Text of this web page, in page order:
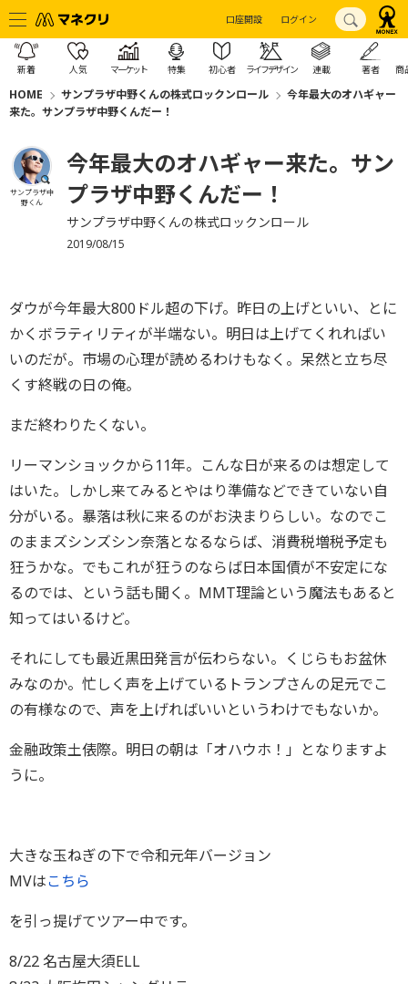
口座開設 ログイン
新着 人気 マーケット 特集 初心者 ライフデザイン 連載 著者 商
HOME サンプラザ中野くんの株式ロックンロール
今年最大のオハギャー
来た。サンプラザ中野くんだー！
サンプラザ中
野くん
今年最大のオハギャー来た。サン
プラザ中野くんだー！
サンプラザ中野くんの株式ロックンロール
2019/08/15
ダウが今年最大800ドル超の下げ。昨日の上げといい、とに
かくボラティリティが半端ない。明日は上げてくれればい
いのだが。市場の心理が読めるわけもなく。呆然と立ち尽
くす終戦の日の俺。
まだ終わりたくない。
リーマンショックから11年。こんな日が来るのは想定して
はいた。しかし来てみるとやはり準備などできていない自
分がいる。暴落は秋に来るのがお決まりらしい。なのでこ
のままズシンズシン奈落となるならば、消費税増税予定も
狂うかな。でもこれが狂うのならば日本国債が不安定にな
るのでは、という話も聞く。MMT理論という魔法もあると
知ってはいるけど。
それにしても最近黒田発言が伝わらない。くじらもお盆休
みなのか。忙しく声を上げているトランプさんの足元でこ
の有様なので、声を上げればいいというわけでもないか。
金融政策土俵際。明日の朝は「オハウホ！」となりますよ
うに。
大きな玉ねぎの下で令和元年バージョン
MVはこちら
を引っ提げてツアー中です。
8/22 名古屋大須ELL